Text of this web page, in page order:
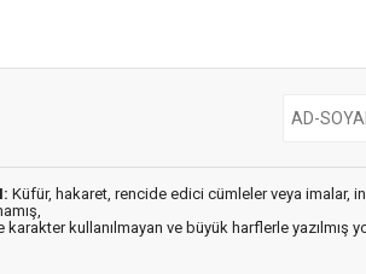
Küfür, hakaret, rencide edici cümleler veya imalar,
karakter kullanılmayan ve büyük harflerle yazılmış